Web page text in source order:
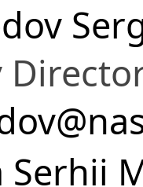
Serhii